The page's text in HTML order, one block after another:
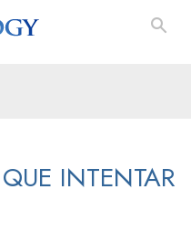
INTENTAR